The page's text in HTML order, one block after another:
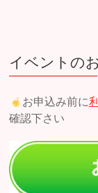
イベントの
お申込み前に
確認下さい